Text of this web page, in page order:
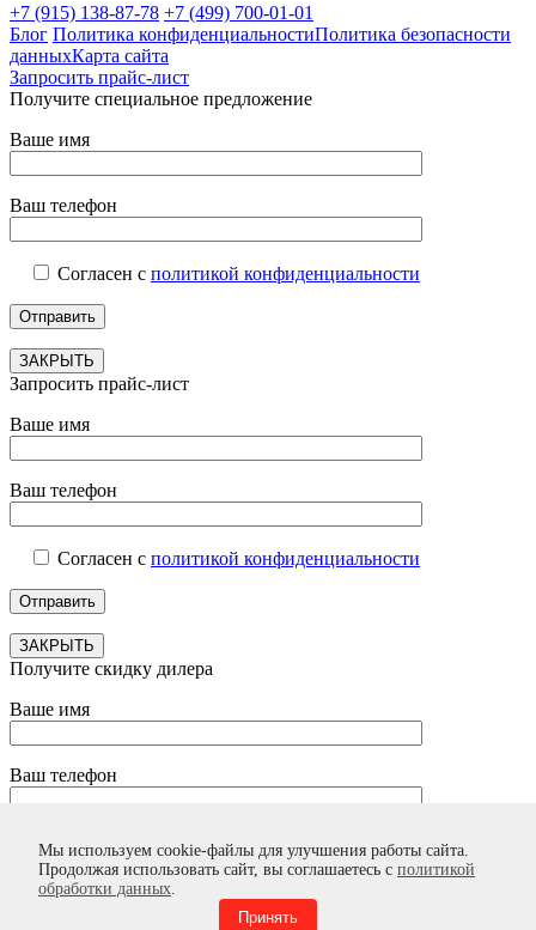
+7 (915) 138-87-78 +7 (499) 700-01-01
Блог Политика конфиденциальностиПолитика безопасности
данныхКарта сайта
Запросить прайс-лист
Мы используем cookie-файлы для улучшения работы сайта.
Продолжая использовать сайт, вы соглашаетесь с политикой
обработки данных.
Принять
Получите специальное предложение
Ваше имя
Ваш телефон
Согласен с политикой конфиденциальности
ЗАКРЫТЬ
Запросить прайс-лист
Ваше имя
Ваш телефон
Согласен с политикой конфиденциальности
ЗАКРЫТЬ
Получите скидку дилера
Ваше имя
Ваш телефон
Согласен сполитикой конфиденциальности